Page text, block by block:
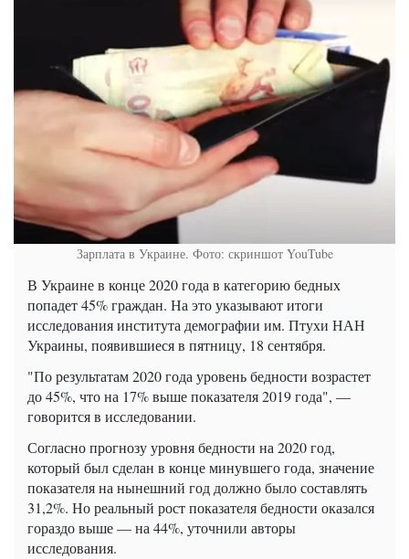
Зарплата в Украине. Фото: скриншот YouTube
В Украине в конце 2020 года в категорию бедных
попадет 45% граждан. На это указывают итоги
исследования института демографии им. Птухи НАН
Украины, появившиеся в пятницу, 18 сентября.
"По результатам 2020 года уровень бедности возрастет
до 45%, что на 17% выше показателя 2019 года", —
говорится в исследовании.
Согласно прогнозу уровня бедности на 2020 год,
который был сделан в конце минувшего года, значение
показателя на нынешний год должно было составлять
31,2%. Но реальный рост показателя бедности оказался
гораздо выше — на 44%, уточнили авторы
исследования.